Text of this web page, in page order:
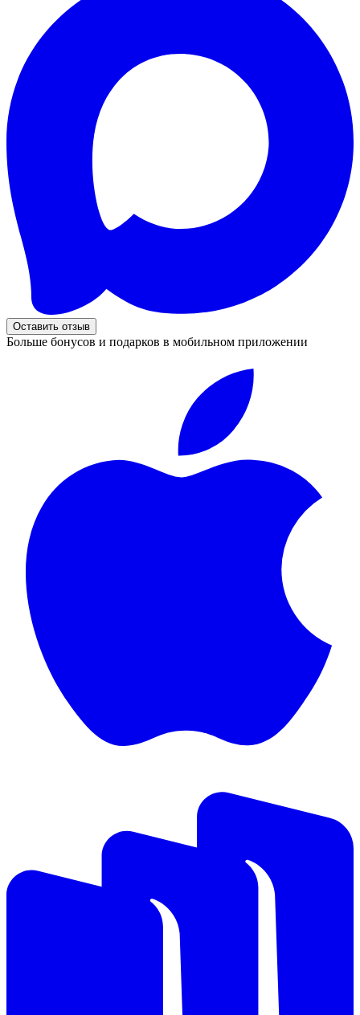
Оставить отзыв
Больше бонусов и подарков в мобильном приложении